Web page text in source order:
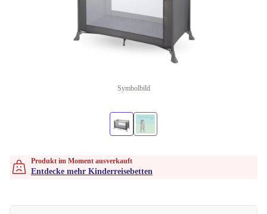
Symbolbild
Produkt im Moment ausverkauft
Entdecke mehr Kinderreisebetten